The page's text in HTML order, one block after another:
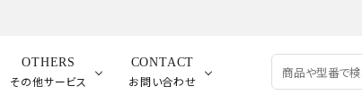
OTHERS
その他サービス
CONTACT
お問い合わせ